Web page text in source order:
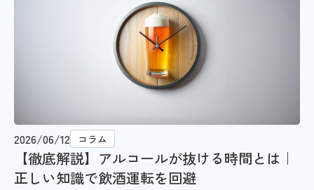
2026/06/12 コラム
【徹底解説】アルコールが抜ける時間とは｜
正しい知識で飲酒運転を回避